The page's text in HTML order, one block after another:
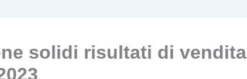
solidi risultati di vendita